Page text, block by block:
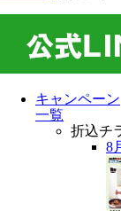
キャンペーン
一覧
折込チ
8